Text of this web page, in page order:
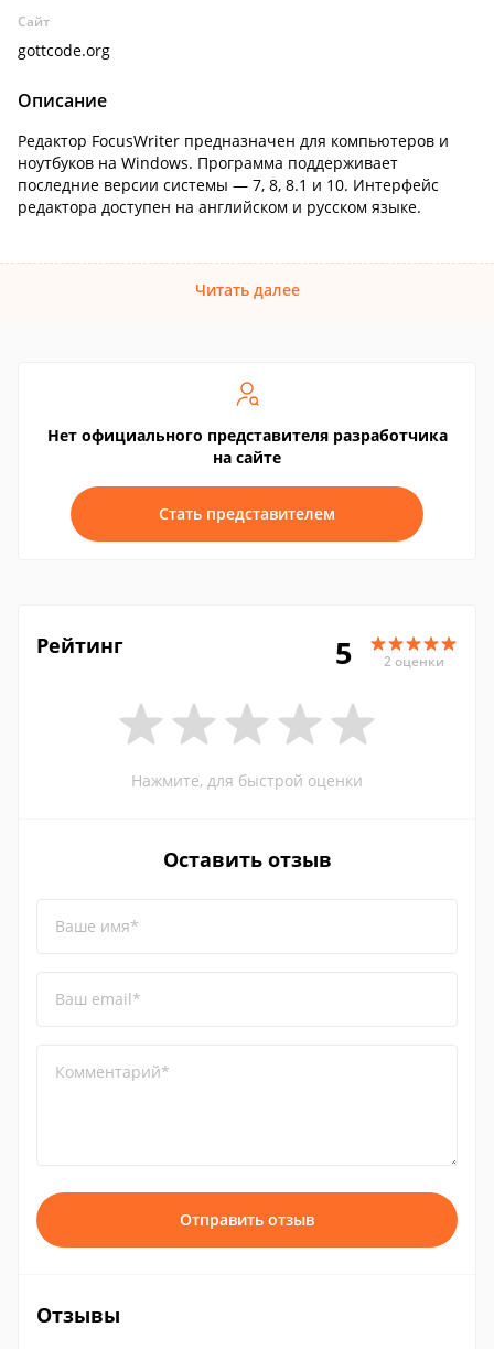
Сайт
gottcode.org
Описание
Редактор FocusWriter предназначен для компьютеров и
ноутбуков на Windows. Программа поддерживает
последние версии системы — 7, 8, 8.1 и 10. Интерфейс
редактора доступен на английском и русском языке.
Читать далее
Нет официального представителя разработчика
на сайте
Стать представителем
Рейтинг 5 2 оценки
Нажмите, для быстрой оценки
Оставить отзыв
Ваше имя*
Ваш email*
Комментарий*
Отправить отзыв
Отзывы